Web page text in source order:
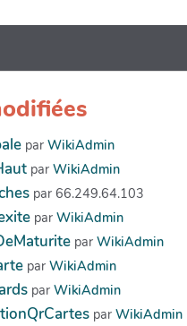
par WikiAdmin
par WikiAdmin
par 66.249.64.103
par WikiAdmin
par WikiAdmin
par WikiAdmin
par WikiAdmin
par WikiAdmin